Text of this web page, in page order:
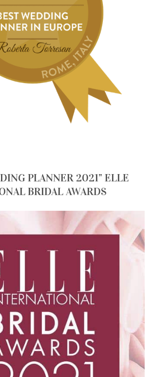
PLANNER 2021” ELLE
BRIDAL AWARDS